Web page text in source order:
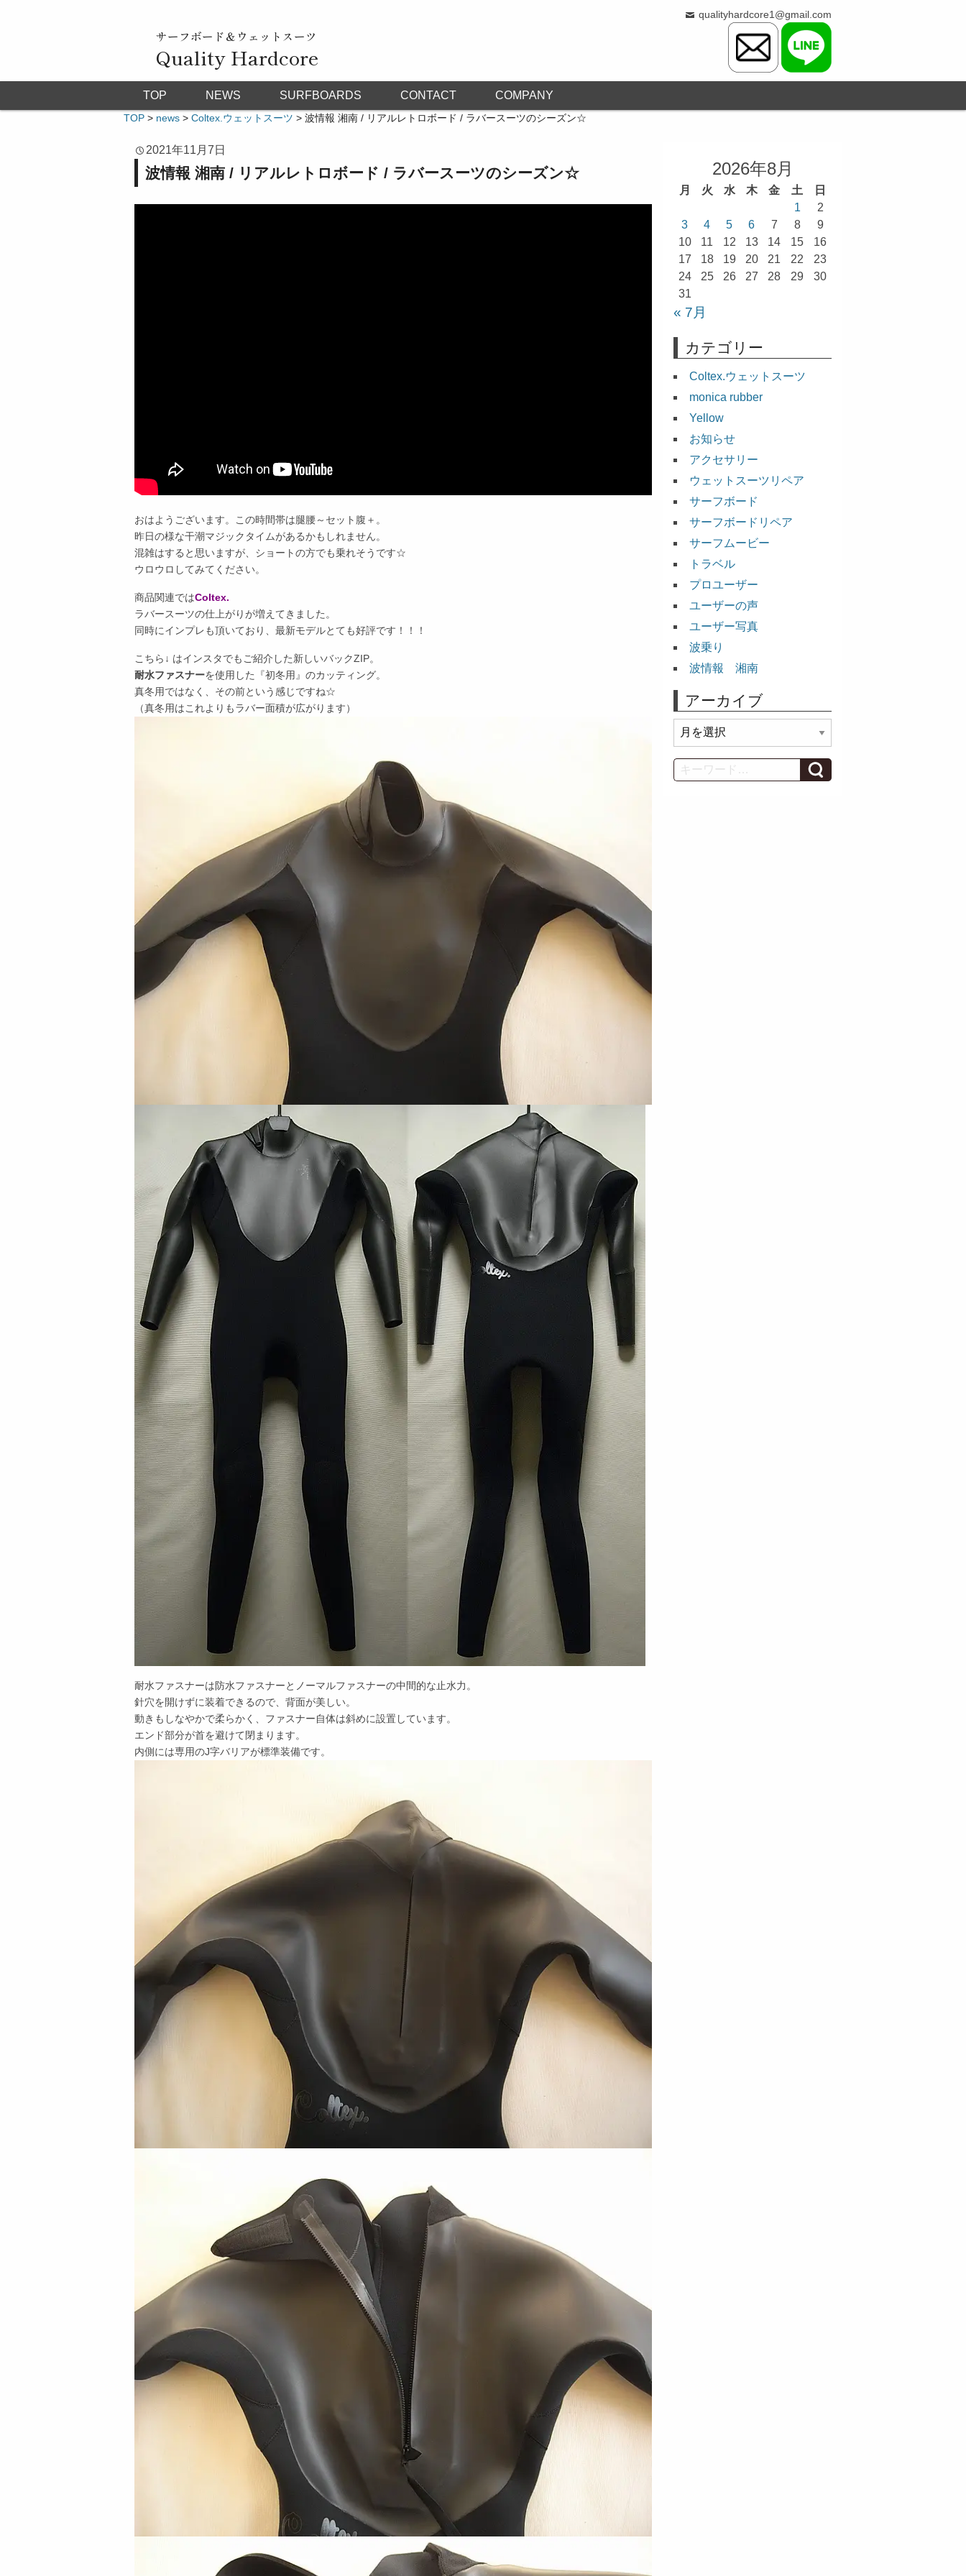
サーフボード＆ウェットスーツ
Quality Hardcore
qualityhardcore1@gmail.com
TOP NEWS SURFBOARDS CONTACT COMPANY
TOP > news > Coltex.ウェットスーツ > 波情報 湘南 / リアルレトロボード / ラバースーツのシーズン☆
2021年11月7日
波情報 湘南 / リアルレトロボード / ラバースーツのシーズン☆
おはようございます。この時間帯は腿腰～セット腹＋。
昨日の様な干潮マジックタイムがあるかもしれません。
混雑はすると思いますが、ショートの方でも乗れそうです☆
ウロウロしてみてください。
商品関連ではColtex.
ラバースーツの仕上がりが増えてきました。
同時にインプレも頂いており、最新モデルとても好評です！！！
こちら↓ はインスタでもご紹介した新しいバックZIP。
耐水ファスナーを使用した『初冬用』のカッティング。
真冬用ではなく、その前という感じですね☆
（真冬用はこれよりもラバー面積が広がります）
耐水ファスナーは防水ファスナーとノーマルファスナーの中間的な止水力。
針穴を開けずに装着できるので、背面が美しい。
動きもしなやかで柔らかく、ファスナー自体は斜めに設置しています。
エンド部分が首を避けて閉まります。
内側には専用のJ字バリアが標準装備です。
2026年8月
月 火 水 木 金 土
日
1
2
3
4 5 6 7 8
9
10
11 12 13 14 15
16
17
18 19 20 21 22
23
24
25 26 27 28 29
30
31
« 7月
カテゴリー
Coltex.ウェットスーツ
monica rubber
Yellow
お知らせ
アクセサリー
ウェットスーツリペア
サーフボード
サーフボードリペア
サーフムービー
トラベル
プロユーザー
ユーザーの声
ユーザー写真
波乗り
波情報 湘南
アーカイブ
ー
カ
イ
Search